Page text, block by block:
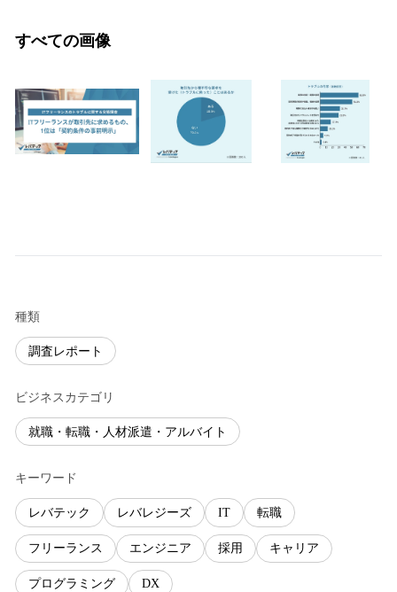
すべての画像
種類
調査レポート
ビジネスカテゴリ
就職・転職・人材派遣・アルバイト
キーワード
レバテック レバレジーズ IT 転職
フリーランス エンジニア 採用 キャリア
プログラミング DX